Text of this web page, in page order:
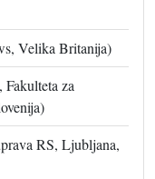
Velika Britanija)
za
RS, Ljubljana,